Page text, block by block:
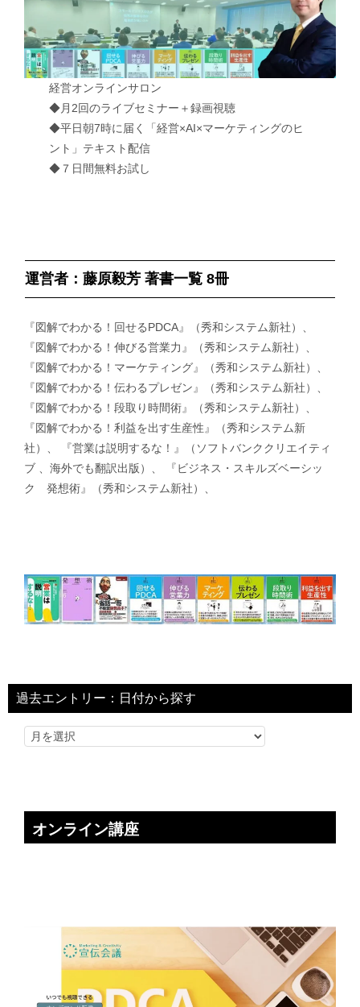
経営オンラインサロン
◆月2回のライブセミナー＋録画視聴
◆平日朝7時に届く「経営×AI×マーケティングのヒ
ント」テキスト配信
◆７日間無料お試し
運営者：藤原毅芳 著書一覧 8冊
『図解でわかる！回せるPDCA』（秀和システム新社）、
『図解でわかる！伸びる営業力』（秀和システム新社）、
『図解でわかる！マーケティング』（秀和システム新社）、
『図解でわかる！伝わるプレゼン』（秀和システム新社）、
『図解でわかる！段取り時間術』（秀和システム新社）、
『図解でわかる！利益を出す生産性』（秀和システム新
社）、 『営業は説明するな！』（ソフトバンククリエイティ
ブ 、海外でも翻訳出版）、 『ビジネス・スキルズベーシッ
ク 発想術』（秀和システム新社）、
過去エントリー：日付から探す
オンライン講座